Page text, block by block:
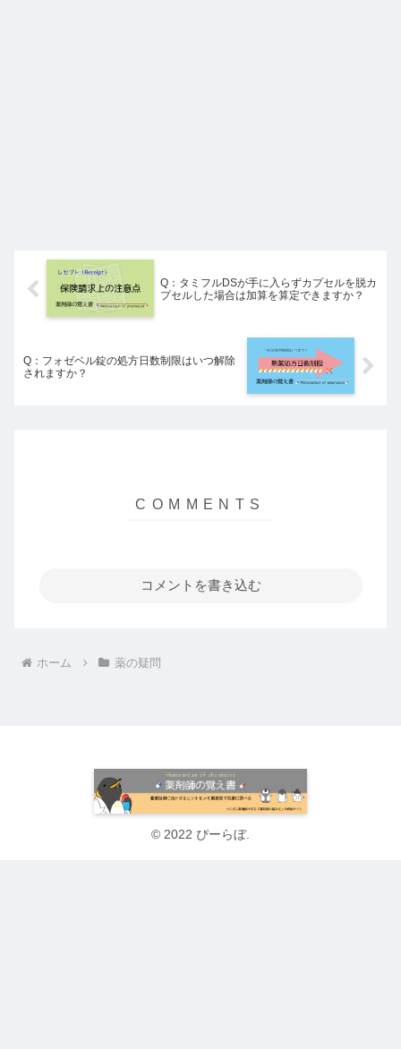
Q：タミフルDSが手に入らずカプセルを脱カ
プセルした場合は加算を算定できますか？
Q：フォゼベル錠の処方日数制限はいつ解除
されますか？
コメントを書き込む
ホーム 薬の疑問
© 2022 ぴーらぼ.